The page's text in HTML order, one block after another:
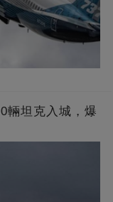
輛坦克入城，爆